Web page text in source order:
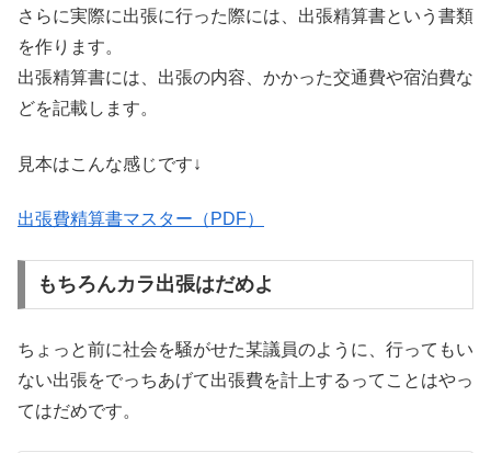
さらに実際に出張に行った際には、出張精算書という書類
を作ります。
出張精算書には、出張の内容、かかった交通費や宿泊費な
どを記載します。
見本はこんな感じです↓
出張費精算書マスター（PDF）
もちろんカラ出張はだめよ
ちょっと前に社会を騒がせた某議員のように、行ってもい
ない出張をでっちあげて出張費を計上するってことはやっ
てはだめです。